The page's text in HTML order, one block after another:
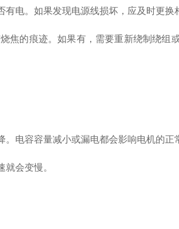
。如果发现电源线损坏，应及时更换
的痕迹。如果有，需要重新绕制绕组
电容容量减小或漏电都会影响电机的正
会变慢。